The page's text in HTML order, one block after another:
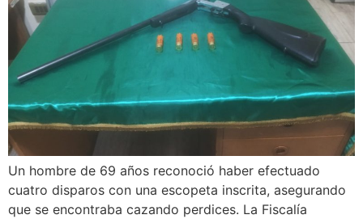
Un hombre de 69 años reconoció haber efectuado
cuatro disparos con una escopeta inscrita, asegurando
que se encontraba cazando perdices. La Fiscalía